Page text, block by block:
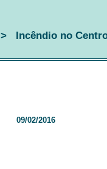
> Incêndio no
09/02/2016